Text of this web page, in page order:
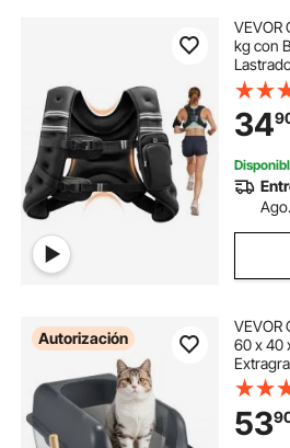
VEVOR
kg con
de
Pérdida
34
Autorización
VEVOR
60 x 40
con
y
sin
Gris
53